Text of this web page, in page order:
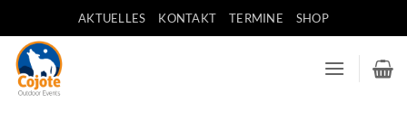
Inhalt
springen
AKTUELLES KONTAKT TERMINE SHOP